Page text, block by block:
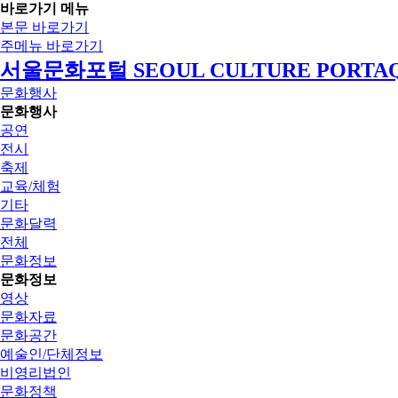
바로가기 메뉴
본문 바로가기
주메뉴 바로가기
서울문화포털 SEOUL CULTURE
문화행사
문화행사
공연
전시
축제
교육/체험
기타
문화달력
전체
문화정보
문화정보
영상
문화자료
문화공간
예술인/단체정보
비영리법인
문화정책